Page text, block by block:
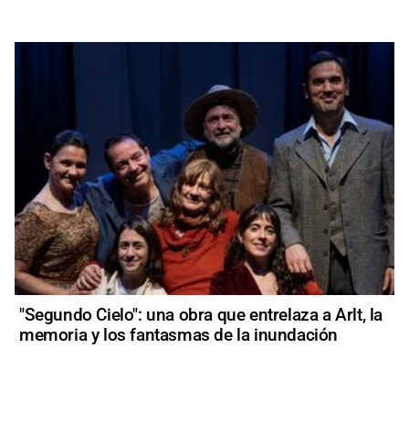
"Segundo Cielo": una obra que entrelaza a Arlt, la
memoria y los fantasmas de la inundación